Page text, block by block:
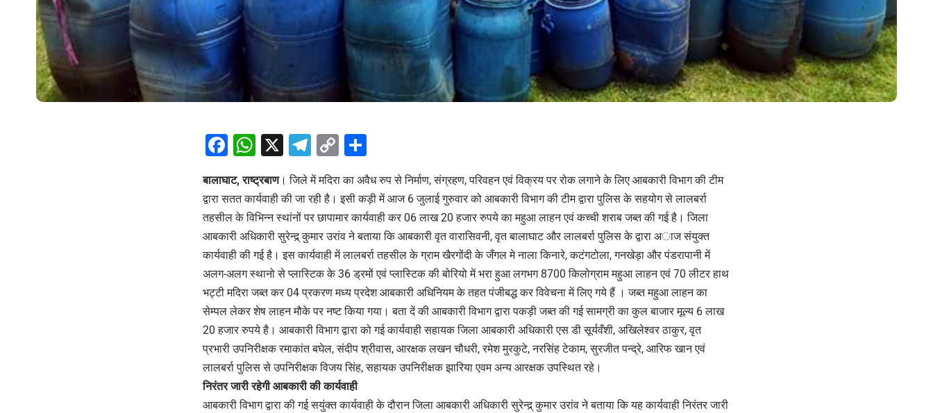
Facebook
WhatsApp
X Telegram
Copy
Link
बालाघाट, राष्ट्रबाण। जिले में मदिरा का अवैध रुप से निर्माण, संग्रहण, परिवहन एवं विक्रय पर रोक लगाने के लिए आबकारी विभाग की टीम
द्वारा सतत कार्यवाही की जा रही है। इसी कड़ी में आज 6 जुलाई गुरुवार को आबकारी विभाग की टीम द्वारा पुलिस के सहयोग से लालबर्रा
तहसील के विभिन्न स्थांनों पर छापामार कार्यवाही कर 06 लाख 20 हजार रुपये का महुआ लाहन एवं कच्ची शराब जब्त की गई है। जिला
आबकारी अधिकारी सुरेन्द्र् कुमार उरांव ने बताया कि आबकारी वृत वारासिवनी, वृत बालाघाट और लालबर्रा पुलिस के द्वारा अाज संयुक्त
कार्यवाही की गई है। इस कार्यवाही में लालबर्रा तहसील के ग्राम खैरगोंदी के जँगल मे नाला किनारे, कटंगटोला, गनखेड़ा और पंडरापानी में
अलग-अलग स्थानो से प्लास्टिक के 36 ड्रमों एवं प्लास्टिक की बोरियो में भरा हुआ लगभग 8700 किलोग्राम महुआ लाहन एवं 70 लीटर हाथ
भट्टी मदिरा जब्त कर 04 प्रकरण मध्य प्रदेश आबकारी अधिनियम के तहत पंजीबद्ध कर विवेचना में लिए गये हैं । जब्त महुआ लाहन का
सेम्पल लेकर शेष लाहन मौके पर नष्ट किया गया। बता दें की आबकारी विभाग द्वारा पकड़ी जब्त की गई सामग्री का कुल बाजार मूल्य 6 लाख
20 हजार रुपये है। आबकारी विभाग द्वारा को गई कार्यवाही सहायक जिला आबकारी अधिकारी एस डी सूर्यवँशी, अखिलेश्वर ठाकुर, वृत
प्रभारी उपनिरीक्षक रमाकांत बघेल, संदीप श्रीवास, आरक्षक लखन चौधरी, रमेश मुरकुटे, नरसिंह टेकाम, सुरजीत पन्द्रे, आरिफ खान एवं
लालबर्रा पुलिस से उपनिरीक्षक विजय सिंह, सहायक उपनिरीक्षक झारिया एवम अन्य आरक्षक उपस्थित रहे।
निरंतर जारी रहेगी आबकारी की कार्यवाही
आबकारी विभाग द्वारा की गई सयुंक्त कार्यवाही के दौरान जिला आबकारी अधिकारी सुरेन्द्र् कुमार उरांव ने बताया कि यह कार्यवाही निरंतर जारी